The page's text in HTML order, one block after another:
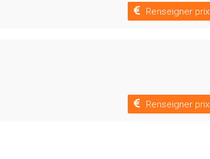
Renseigner prix
Renseigner prix